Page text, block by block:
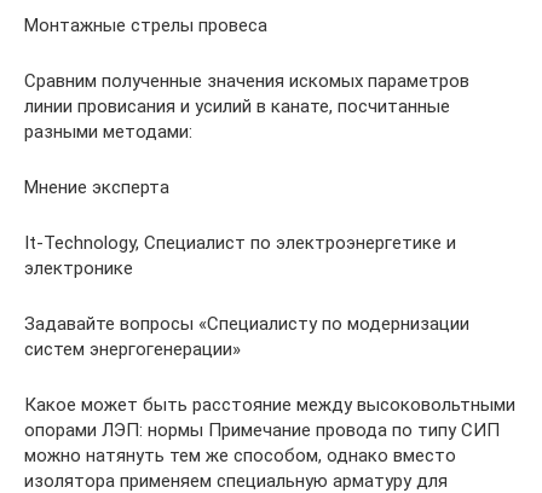
Монтажные стрелы провеса
Сравним полученные значения искомых параметров
линии провисания и усилий в канате, посчитанные
разными методами:
Мнение эксперта
It-Technology, Cпециалист по электроэнергетике и
электронике
Задавайте вопросы «Специалисту по модернизации
систем энергогенерации»
Какое может быть расстояние между высоковольтными
опорами ЛЭП: нормы Примечание провода по типу СИП
можно натянуть тем же способом, однако вместо
изолятора применяем специальную арматуру для